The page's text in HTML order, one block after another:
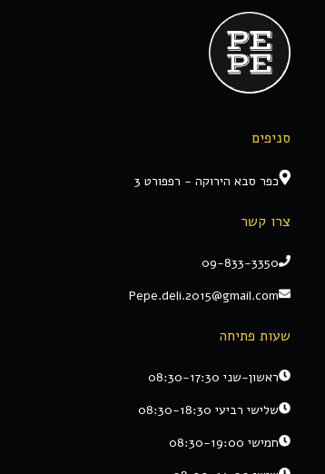
סניפים
כפר סבא הירוקה - רפפורט 3
צרו קשר
09-833-3350
Pepe.deli.2015@gmail.com
שעות פתיחה
ראשון-שני 08:30-17:30
שלישי רביעי 08:30-18:30
חמישי 08:30-19:00